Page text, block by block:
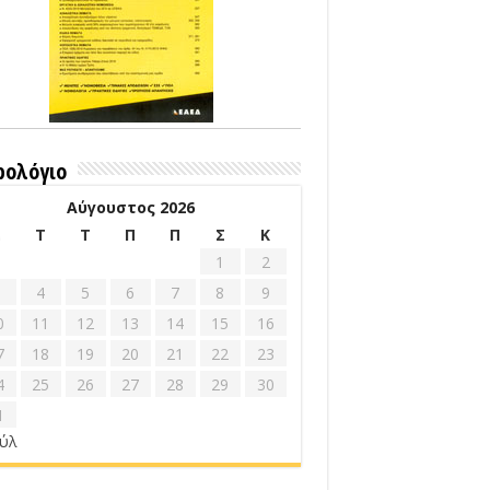
Αύγουστος 2026
Τ Τ Π Π Σ
Κ
1
2
4 5 6 7 8
9
11 12 13 14 15
16
18 19 20 21 22
23
25 26 27 28 29
30